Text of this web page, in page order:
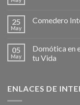
25
May
Comedero
05
May
Domótica en
tu Vida
ENLACES DE